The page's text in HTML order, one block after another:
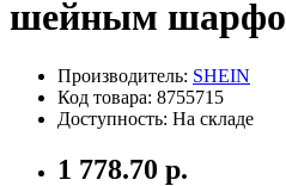
шейным
Производитель: SHEIN
Код товара: 8755715
Доступность: На складе
1 778.70 р.